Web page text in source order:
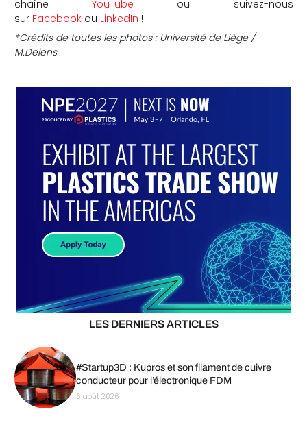
chaîne YouTube ou suivez-nous
sur Facebookou LinkedIn !
*Crédits de toutes les photos : Université de Liège /
M.Delens
LES DERNIERS ARTICLES
#Startup3D : Kupros et son filament de cuivre
conducteur pour l’électronique FDM
6 août 2026